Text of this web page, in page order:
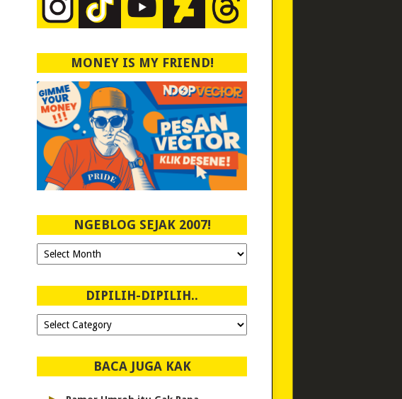
MONEY IS MY FRIEND!
NGEBLOG SEJAK 2007!
Ngeblog
Sejak
DIPILIH-DIPILIH..
Dipilih-
dipilih..
BACA JUGA KAK